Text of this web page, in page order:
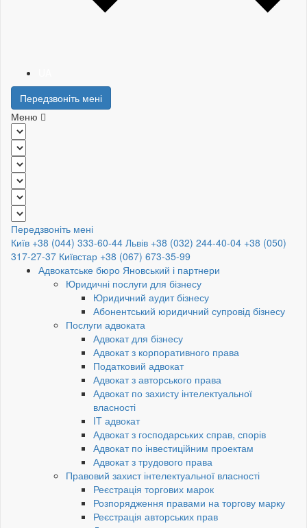
Передзвоніть мені
Меню
Передзвоніть мені
Київ +38 (044) 333-60-44 Львів +38 (032) 244-40-04 +38 (050)
317-27-37 Київстар +38 (067) 673-35-99
Адвокатське бюро Яновський і партнери
Юридичні послуги для бізнесу
Юридичний аудит бізнесу
Абонентський юридичний супровід бізнесу
Послуги адвоката
Адвокат для бізнесу
Адвокат з корпоративного права
Податковий адвокат
Адвокат з авторського права
Адвокат по захисту інтелектуальної
власності
IT адвокат
Адвокат з господарських справ, спорів
Адвокат по інвестиційним проектам
Адвокат з трудового права
Правовий захист інтелектуальної власності
Реєстрація торгових марок
Розпорядження правами на торгову марку
Реєстрація авторських прав